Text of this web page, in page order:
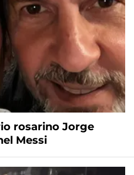
rosarino Jorge
Messi